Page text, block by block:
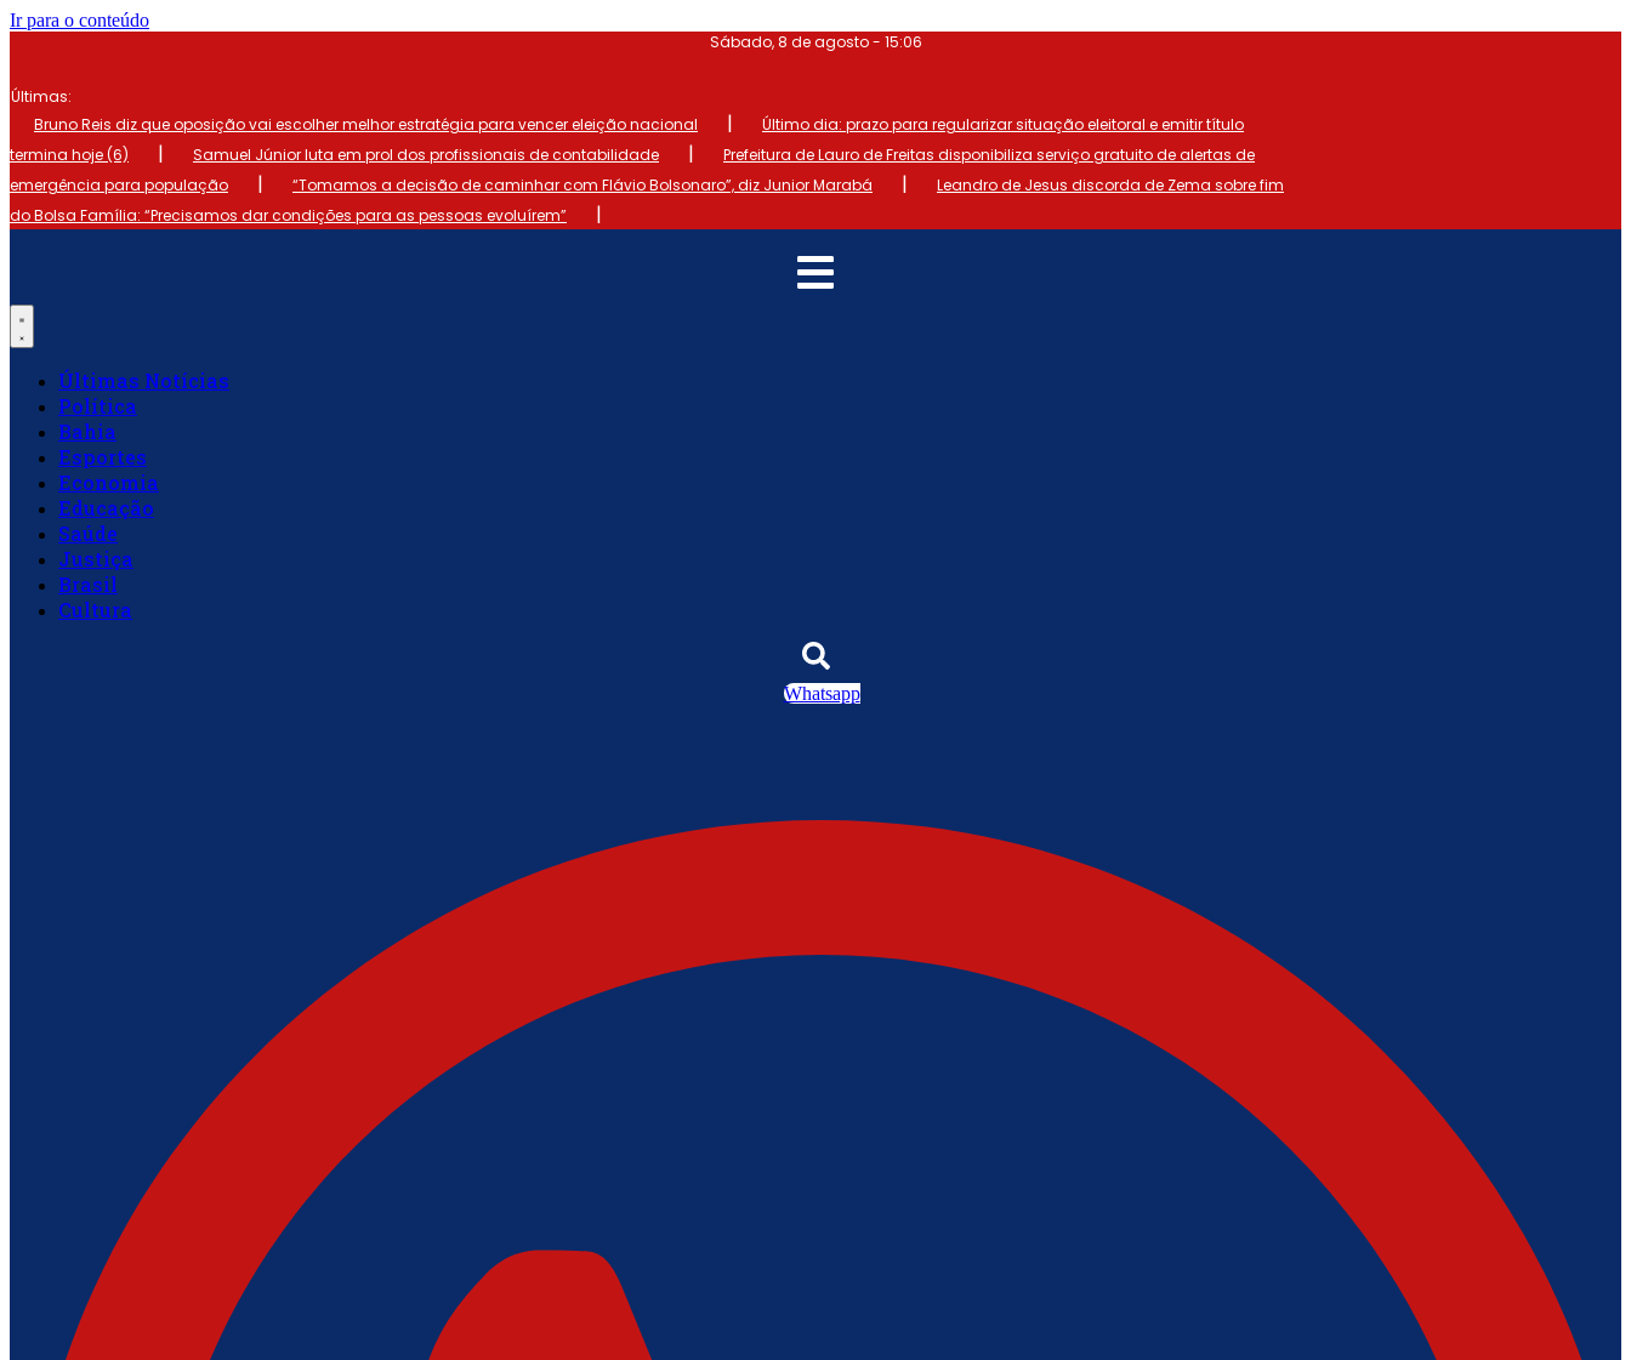
Ir para o conteúdo
Sábado, 8 de agosto - 15:06
Últimas:
Bruno Reis diz que oposição vai escolher melhor estratégia para vencer eleição nacional
|
Último dia: prazo para regularizar situação eleitoral e emitir título
termina hoje (6)
| Samuel Júnior luta em prol dos profissionais de contabilidade |
Prefeitura de Lauro de Freitas disponibiliza serviço gratuito de alertas de
emergência para população
| “Tomamos a decisão de caminhar com Flávio Bolsonaro”, diz Junior Marabá |
Leandro de Jesus discorda de Zema sobre fim
do Bolsa Família: “Precisamos dar condições para as pessoas evoluírem”
|
Últimas Notícias
Política
Bahia
Esportes
Economia
Educação
Saúde
Justiça
Brasil
Cultura
Whatsapp